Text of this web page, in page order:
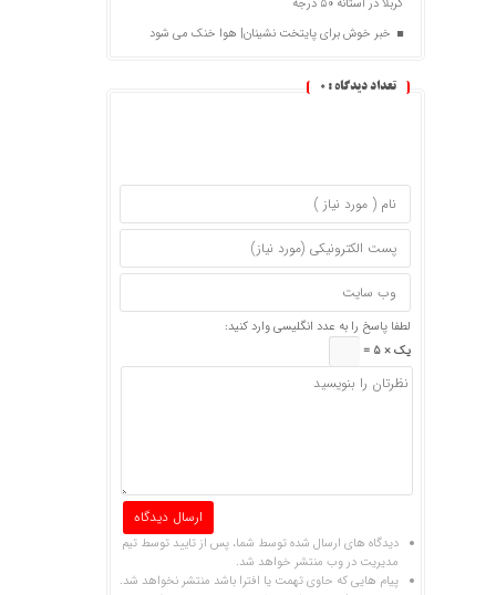
کربلا در آستانه ۵۰ درجه
خبر خوش برای پایتخت نشینان| هوا خنک می شود
تعداد دیدگاه : 0
لطفا پاسخ را به عدد انگلیسی وارد کنید:
یک × 5 =
دیدگاه های ارسال شده توسط شما، پس از تایید توسط تیم
مدیریت در وب منتشر خواهد شد.
پیام هایی که حاوی تهمت یا افترا باشد منتشر نخواهد شد.